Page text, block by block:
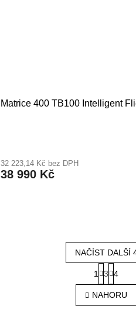
Matrice 400 TB100 Intelligent
32 223,14 Kč bez DPH
38 990 Kč
O
v
l
NAČÍST DALŠÍ
t
r
á
1 3 4
NAHORU